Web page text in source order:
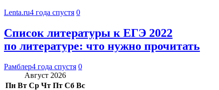
Lenta.ru4 года спустя 0
Список литературы к ЕГЭ 2022
по литературе: что нужно прочитать
Рамблер4 года спустя 0
Август 2026
Пн Вт Ср Чт Пт Сб Вс